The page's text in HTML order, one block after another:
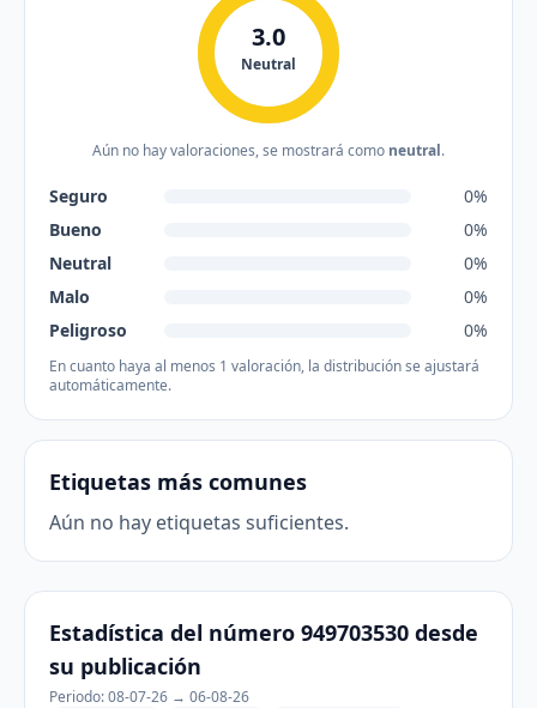
3.0
Neutral
Aún no hay valoraciones, se mostrará como neutral.
Seguro
0%
Bueno
0%
Neutral
0%
Malo
0%
Peligroso
0%
En cuanto haya al menos 1 valoración, la distribución se ajustará
automáticamente.
Etiquetas más comunes
Aún no hay etiquetas suficientes.
Estadística del número 949703530 desde
su publicación
Periodo: 08-07-26 → 06-08-26